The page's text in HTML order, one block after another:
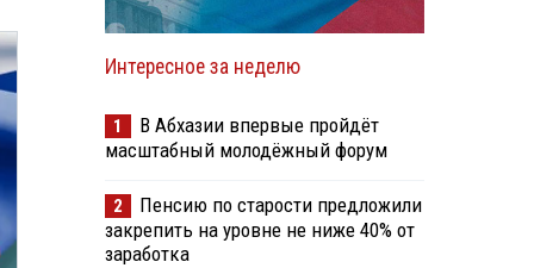
Интересное за неделю
1
В Абхазии впервые пройдёт
масштабный молодёжный форум
2
Пенсию по старости предложили
закрепить на уровне не ниже 40% от
заработка